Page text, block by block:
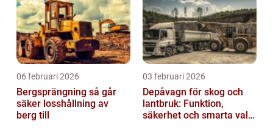
06 februari 2026
Bergsprängning så går
säker losshållning av
berg till
03 februari 2026
Depåvagn för skog och
lantbruk: Funktion,
säkerhet och smarta val